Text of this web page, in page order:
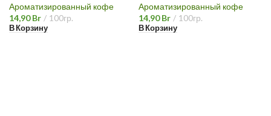
Ароматизированный кофе
14,90Br 100гр.
В Корзину
Ароматизированный кофе
14,90Br 100гр.
В Корзину